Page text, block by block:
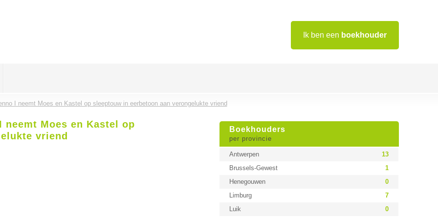
Ik ben een boekhouder
I neemt Moes en Kastel op sleeptouw in eerbetoon aan verongelukte vriend
Boekhouders
per provincie
Antwerpen
13
Brussels-Gewest
1
Henegouwen
0
Limburg
7
Luik
0
Moes en Kastel op
vriend